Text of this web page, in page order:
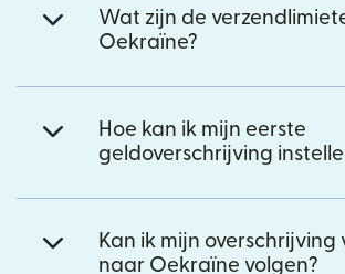
Wat zijn de
Oekraïne?
Hoe kan ik mijn eerste
geldoverschrijving
Kan ik mijn overschrijving
naar Oekraïne volgen?